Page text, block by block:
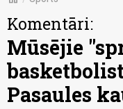
Komentāri:
Mūsējie
Pasaules